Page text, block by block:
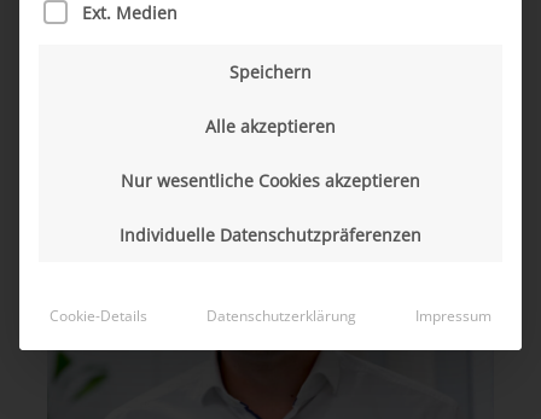
Ext. Medien
Speichern
Alle akzeptieren
Nur wesentliche Cookies akzeptieren
Individuelle Datenschutzpräferenzen
Cookie-Details Datenschutzerklärung Impressum